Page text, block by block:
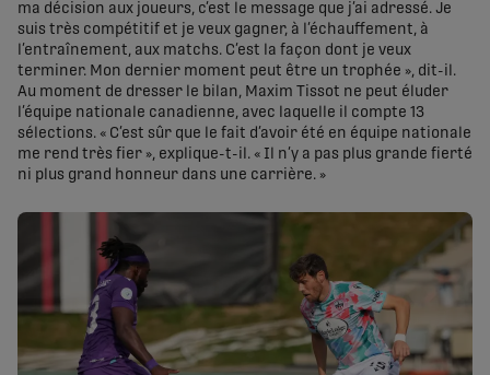
ma décision aux joueurs, c’est le message que j’ai adressé. Je
suis très compétitif et je veux gagner, à l’échauffement, à
l’entraînement, aux matchs. C’est la façon dont je veux
terminer. Mon dernier moment peut être un trophée », dit-il.
Au moment de dresser le bilan, Maxim Tissot ne peut éluder
l’équipe nationale canadienne, avec laquelle il compte 13
sélections. « C’est sûr que le fait d’avoir été en équipe nationale
me rend très fier », explique-t-il. « Il n’y a pas plus grande fierté
ni plus grand honneur dans une carrière. »